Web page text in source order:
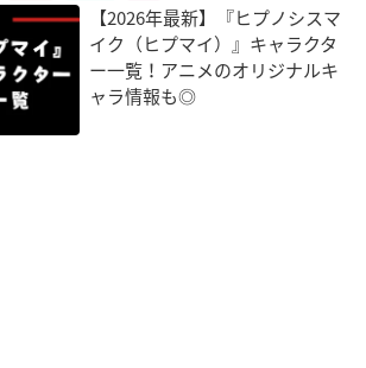
【2026年最新】『ヒプノシスマ
イク（ヒプマイ）』キャラクタ
ー一覧！アニメのオリジナルキ
ャラ情報も◎